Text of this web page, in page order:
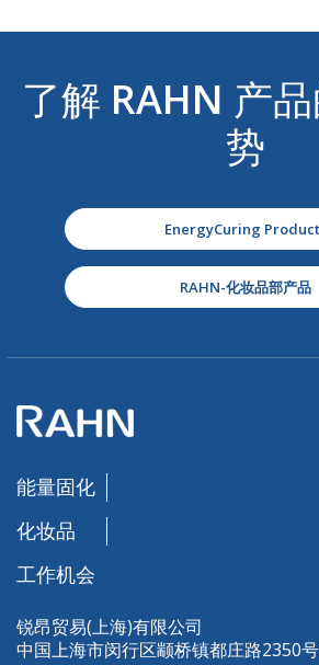
了解 RAHN 产
势
EnergyCuring
RAHN-化妆品部产品
锐昂贸易(上海)有限公司
中国上海市闵行区颛桥镇都庄路2350
能量固化
化妆品
工作机会